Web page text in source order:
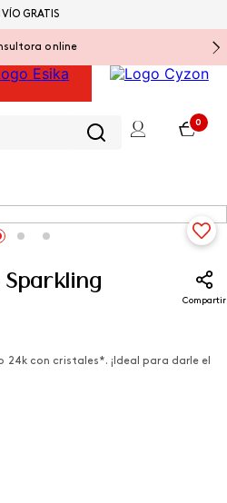
online
0
GRATIS
Sparkling
Compartir
24k con cristales*. ¡Ideal para darle el